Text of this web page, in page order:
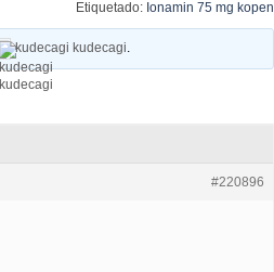
Etiquetado: Ionamin 75 mg kopen
kudecagi kudecagi.
#220896